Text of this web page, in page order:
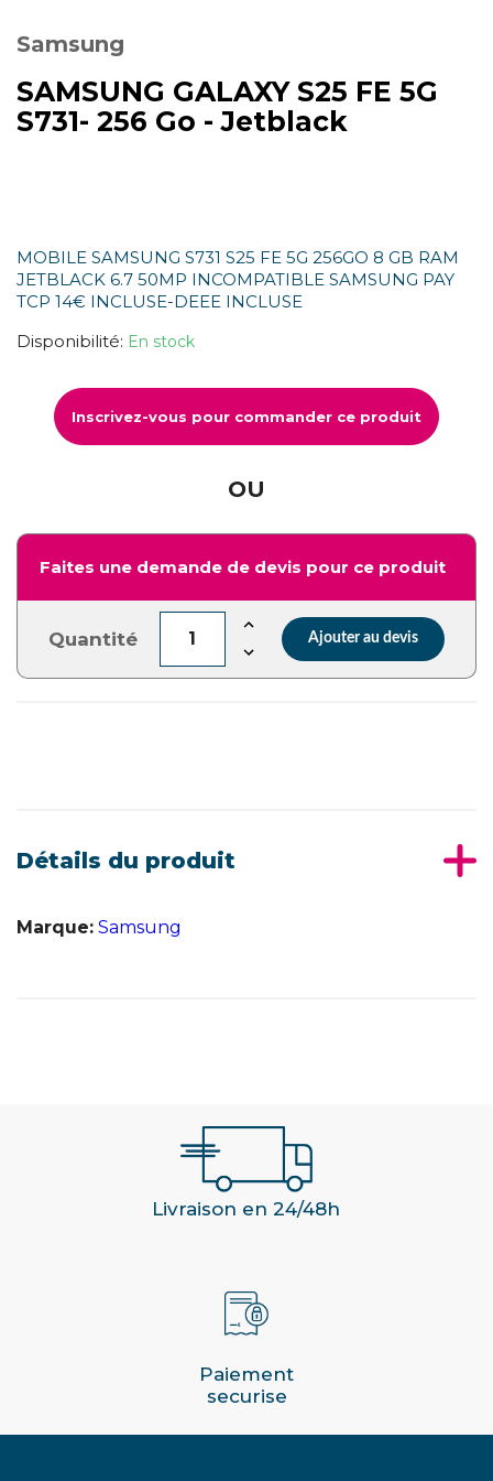
Samsung
SAMSUNG GALAXY S25 FE 5G
S731- 256 Go - Jetblack
MOBILE SAMSUNG S731 S25 FE 5G 256GO 8 GB RAM
JETBLACK 6.7 50MP INCOMPATIBLE SAMSUNG PAY
TCP 14€ INCLUSE-DEEE INCLUSE
Disponibilité: En stock
Inscrivez-vous pour commander ce produit
OU
Faites une demande de devis pour ce produit
Quantité Ajouter au devis
Détails du produit
Marque: Samsung
Livraison en 24/48h
Paiement
securise